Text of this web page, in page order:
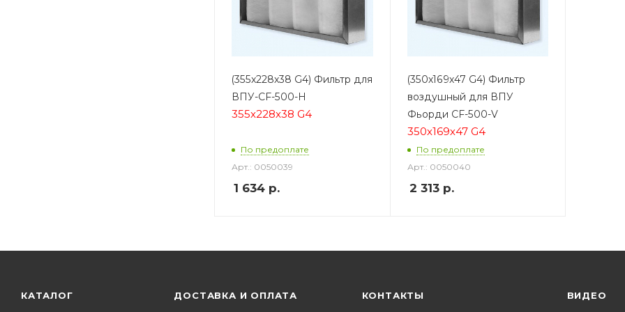
(355x228x38 G4) Фильтр для
ВПУ-CF-500-H
355x228x38 G4
По предоплате
Арт.: 0050039
1 634 р.
(350х169х47 G4) Фильтр
воздушный для ВПУ
Фьорди CF-500-V
350х169х47 G4
По предоплате
Арт.: 0050040
2 313р.
КАТАЛОГ ДОСТАВКА И ОПЛАТА КОНТАКТЫ ВИДЕО